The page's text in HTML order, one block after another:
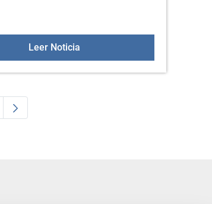
Leer Noticia
desplazarse.Use TAB para desplazarse.